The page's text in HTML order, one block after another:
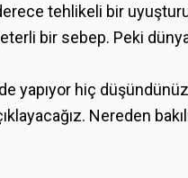
tehlikeli bir
bir sebep. Peki
yapıyor hiç
Nereden